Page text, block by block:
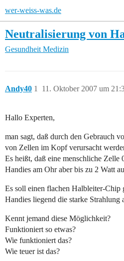
wer-weiss-was.de
Neutralisierung von
Gesundheit Medizin
Andy40 11. Oktober 2007 um
1
Hallo Experten,
man sagt, daß durch den Gebrauch
von Zellen im Kopf verursacht
Es heißt, daß eine menschliche Zelle
Handies am Ohr aber bis zu 2 Watt
Es soll einen flachen Halbleiter-Chip
Handies liegend die starke
Kennt jemand diese Möglichkeit?
Funktioniert so etwas?
Wie funktioniert das?
Wie teuer ist das?